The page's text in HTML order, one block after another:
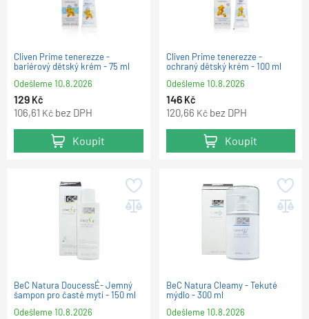
Cliven Prime tenerezze -
bariérový dětský krém - 75 ml
Odešleme10.8.2026
129 Kč
106,61 Kč bez DPH
Koupit
Cliven Prime tenerezze -
ochraný dětský krém - 100 ml
Odešleme10.8.2026
146 Kč
120,66 Kč bez DPH
Koupit
BeC Natura DoucessÉ- Jemný
šampon pro časté mytí - 150 ml
Odešleme10.8.2026
BeC Natura Cleamy - Tekuté
mýdlo - 300 ml
Odešleme10.8.2026